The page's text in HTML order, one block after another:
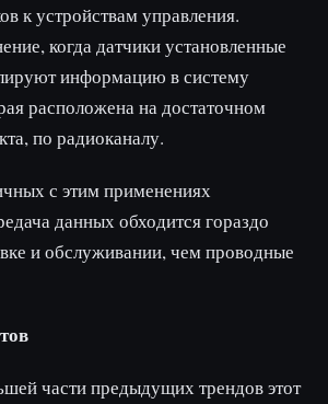
к устройствам управления.
когда датчики установленные
информацию в систему
расположена на достаточном
по радиоканалу.
с этим применениях
данных обходится гораздо
и обслуживании, чем проводные
части предыдущих трендов этот